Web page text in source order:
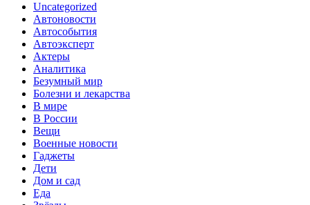
Uncategorized
Автоновости
Автособытия
Автоэксперт
Актеры
Аналитика
Безумный мир
Болезни и лекарства
В мире
В России
Вещи
Военные новости
Гаджеты
Дети
Дом и сад
Еда